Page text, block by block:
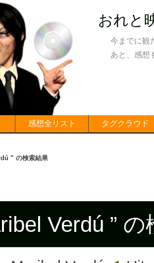
Verdú ”
おれと
今までに観
あと、感想
感想全リスト タグクラウド
” の検索結果